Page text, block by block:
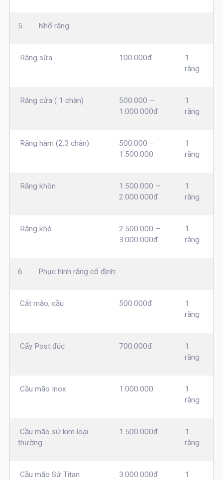
5 Nhổ răng:
Răng sữa 100.000đ
1
răng
Răng cửa ( 1 chân)
500.000 –
1.000.000đ
1
răng
Răng hàm (2,3 chân)
500.000 –
1.500.000
1
răng
Răng khôn
1.500.000 –
2.000.000đ
1
răng
Răng khó
2.500.000 –
3.000.000đ
1
răng
6 Phục hình răng cố định:
Cắt mão, cầu 500.000đ
1
răng
Cấy Post đúc 700.000đ
1
răng
Cầu mão Inox 1.000.000
1
răng
Cầu mão sứ kim loại
thường
1.500.000đ
1
răng
Cầu mão Sứ Titan 3.000.000đ
1